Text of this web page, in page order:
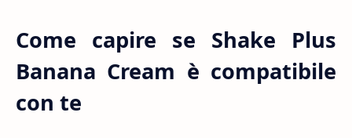
Come capire se Shake Plus
Banana Cream è compatibile
con te